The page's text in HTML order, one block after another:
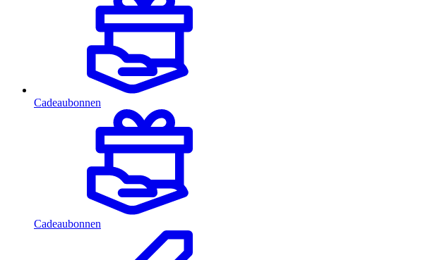
Cadeaubonnen
Cadeaubonnen